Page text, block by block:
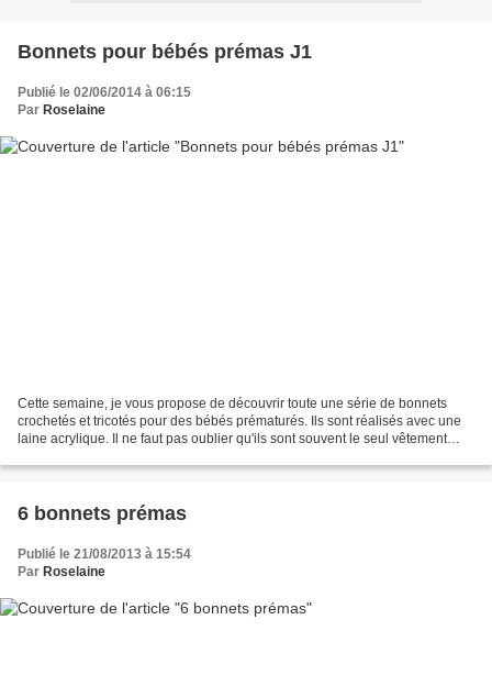
Bonnets pour bébés prémas J1
Publié le 02/06/2014 à 06:15
Par Roselaine
Cette semaine, je vous propose de découvrir toute une série de bonnets
crochetés et tricotés pour des bébés prématurés. Ils sont réalisés avec une
laine acrylique. Il ne faut pas oublier qu'ils sont souvent le seul vêtement
6 bonnets prémas
Publié le 21/08/2013 à 15:54
Par Roselaine